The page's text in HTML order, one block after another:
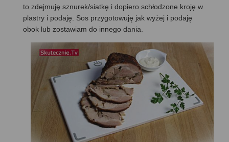
to zdejmuję sznurek/siatkę i dopiero schłodzone kroję w
plastry i podaję. Sos przygotowuję jak wyżej i podaję
obok lub zostawiam do innego dania.